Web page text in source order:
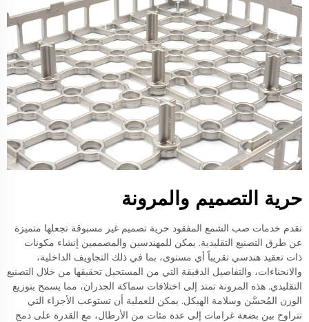
حرية التصميم والمرونة
تقدم خدمات صب الشمع المفقود حرية تصميم غير مسبوقة تجعلها متميزة
عن طرق التصنيع التقليدية. يمكن للمهندسين والمصممين إنشاء مكونات
ذات تعقيد هندسي تقريباً أي مستوى، بما في ذلك التجاويف الداخلية،
والانحناءات، والتفاصيل الدقيقة التي من المستحيل تحقيقها من خلال التصنيع
التقليدي. هذه المرونة تمتد إلى اختلافات سماكة الجدران، مما يسمح بتوزيع
الوزن المُحسَّن وسلامة الهيكل. يمكن للعملية أن تستوعب الأجزاء التي
تتراوح بين بضعة غرامات إلى عدة مئات من الأرطال، مع القدرة على دمج